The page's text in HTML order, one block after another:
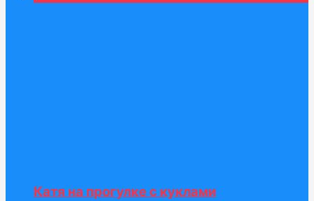
Катя на прогулке с куклами